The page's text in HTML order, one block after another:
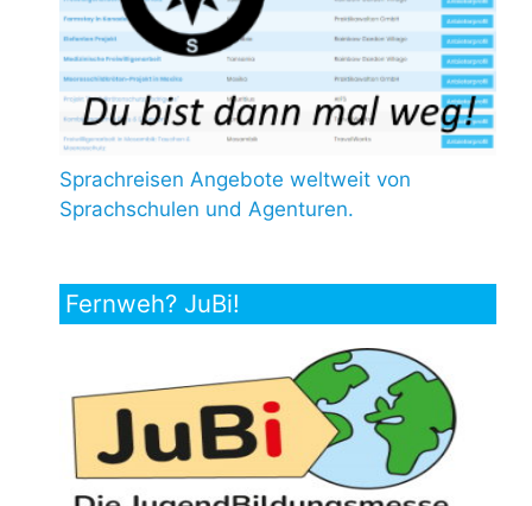
Sprachreisen Angebote weltweit von
Sprachschulen und Agenturen.
Fernweh? JuBi!